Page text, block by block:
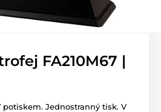
FA210M67 |
potiskem. Jednostranný tisk. V